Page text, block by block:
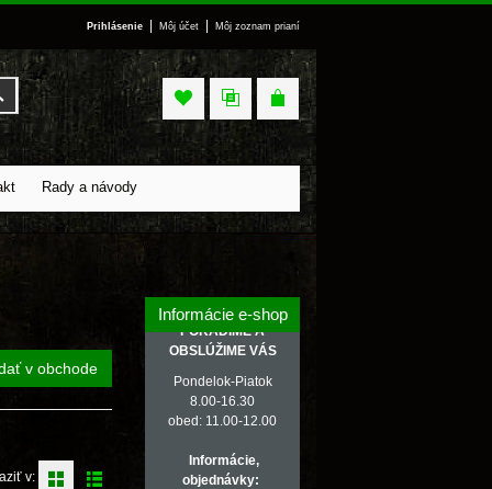
Prihlásenie Môj účet Môj zoznam prianí
Vyhľadať
Rady a návody
v obchode
v:
Informácie e-shop
PORADÍME A
OBSLÚŽIME VÁS
Pondelok-Piatok
8.00-16.30
obed: 11.00-12.00
Informácie,
objednávky: